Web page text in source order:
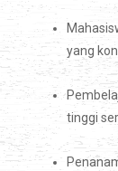
yang
tinggi